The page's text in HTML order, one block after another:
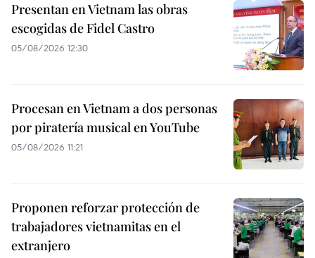
Presentan en Vietnam las obras
escogidas de Fidel Castro
05/08/2026 12:30
Procesan en Vietnam a dos personas
por piratería musical en YouTube
05/08/2026 11:21
Proponen reforzar protección de
trabajadores vietnamitas en el
extranjero